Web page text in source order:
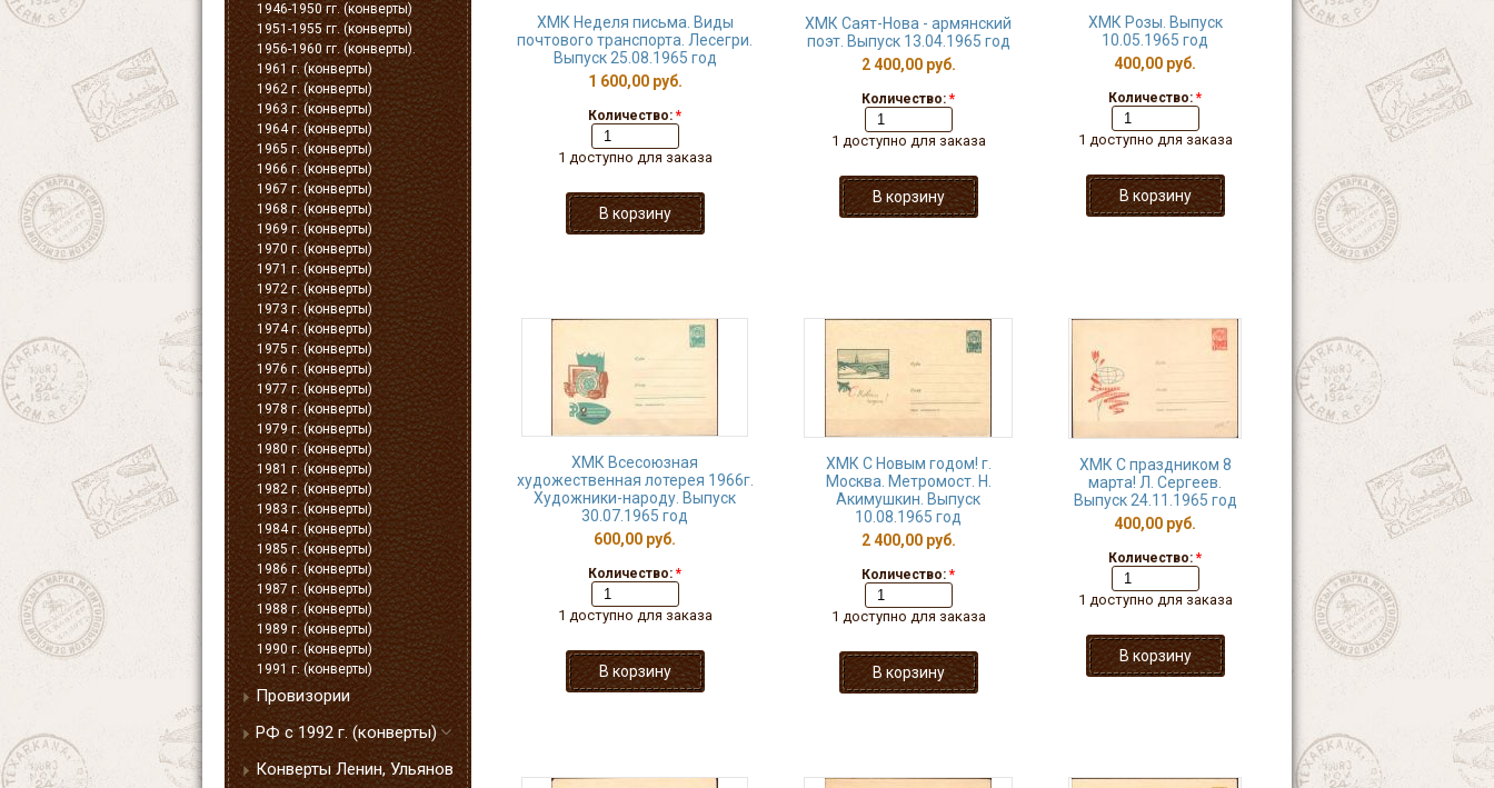
1946-1950 гг. (конверты)
1951-1955 гг. (конверты)
1956-1960 гг. (конверты).
1961 г. (конверты)
1962 г. (конверты)
1963 г. (конверты)
1964 г. (конверты)
1965 г. (конверты)
1966 г. (конверты)
1967 г. (конверты)
1968 г. (конверты)
1969 г. (конверты)
1970 г. (конверты)
1971 г. (конверты)
1972 г. (конверты)
1973 г. (конверты)
1974 г. (конверты)
1975 г. (конверты)
1976 г. (конверты)
1977 г. (конверты)
1978 г. (конверты)
1979 г. (конверты)
1980 г. (конверты)
1981 г. (конверты)
1982 г. (конверты)
1983 г. (конверты)
1984 г. (конверты)
1985 г. (конверты)
1986 г. (конверты)
1987 г. (конверты)
1988 г. (конверты)
1989 г. (конверты)
1990 г. (конверты)
1991 г. (конверты)
Провизории
РФ с 1992 г. (конверты)
Конверты Ленин, Ульянов
ХМК Неделя письма. Виды
почтового транспорта. Лесегри.
Выпуск 25.08.1965 год
1 600,00 руб.
Количество: *
1 доступно для заказа
ХМК Саят-Нова - армянский
поэт. Выпуск 13.04.1965 год
2 400,00 руб.
Количество: *
1 доступно для заказа
ХМК Розы. Выпуск
10.05.1965 год
400,00 руб.
Количество: *
1 доступно для заказа
ХМК Всесоюзная
художественная лотерея 1966г.
Художники-народу. Выпуск
30.07.1965 год
600,00 руб.
Количество: *
1 доступно для заказа
ХМК С Новым годом! г.
Москва. Метромост. Н.
Акимушкин. Выпуск
10.08.1965 год
2 400,00 руб.
Количество: *
1 доступно для заказа
ХМК С праздником 8
марта! Л. Сергеев.
Выпуск 24.11.1965 год
400,00 руб.
Количество: *
1 доступно для заказа